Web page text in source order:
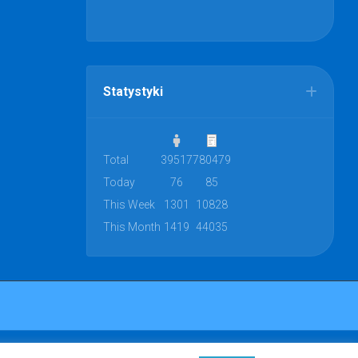
Statystyki
Total 39517780479
Today
76
85
This Week
1301
10828
This Month 1419 44035